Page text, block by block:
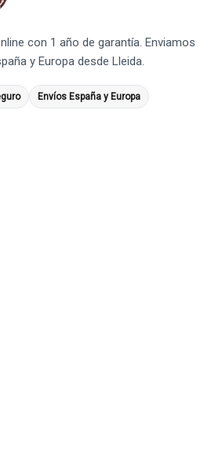
con 1 año de garantía. Enviamos
y Europa desde Lleida.
Envíos España y Europa